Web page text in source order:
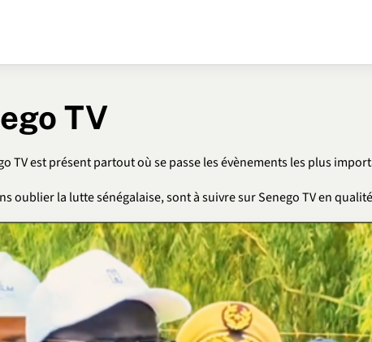
TV
TV est présent partout où se passe les évènements les plus
oublier la lutte sénégalaise, sont à suivre sur Senego TV en